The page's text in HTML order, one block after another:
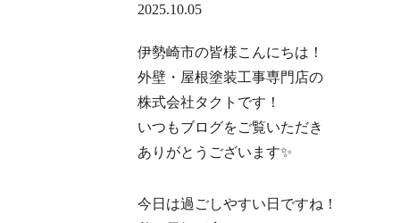
2025.10.05
伊勢崎市の皆様こんにちは！
外壁・屋根塗装工事専門店の
株式会社タクトです！
いつもブログをご覧いただき
ありがとうございます✨
今日は過ごしやすい日ですね！